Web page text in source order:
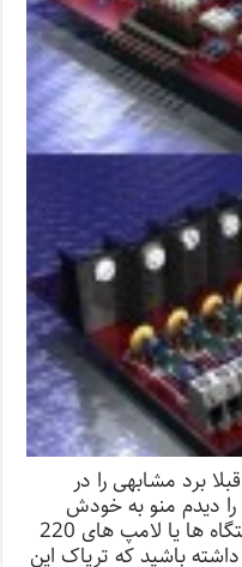
با تریاک قبلا برد مشابهی را در
را دیدم منو به خودش
جذب کرد با این برد می توانید دستگاه ها یا لامپ های 220
باشید که تریاک این